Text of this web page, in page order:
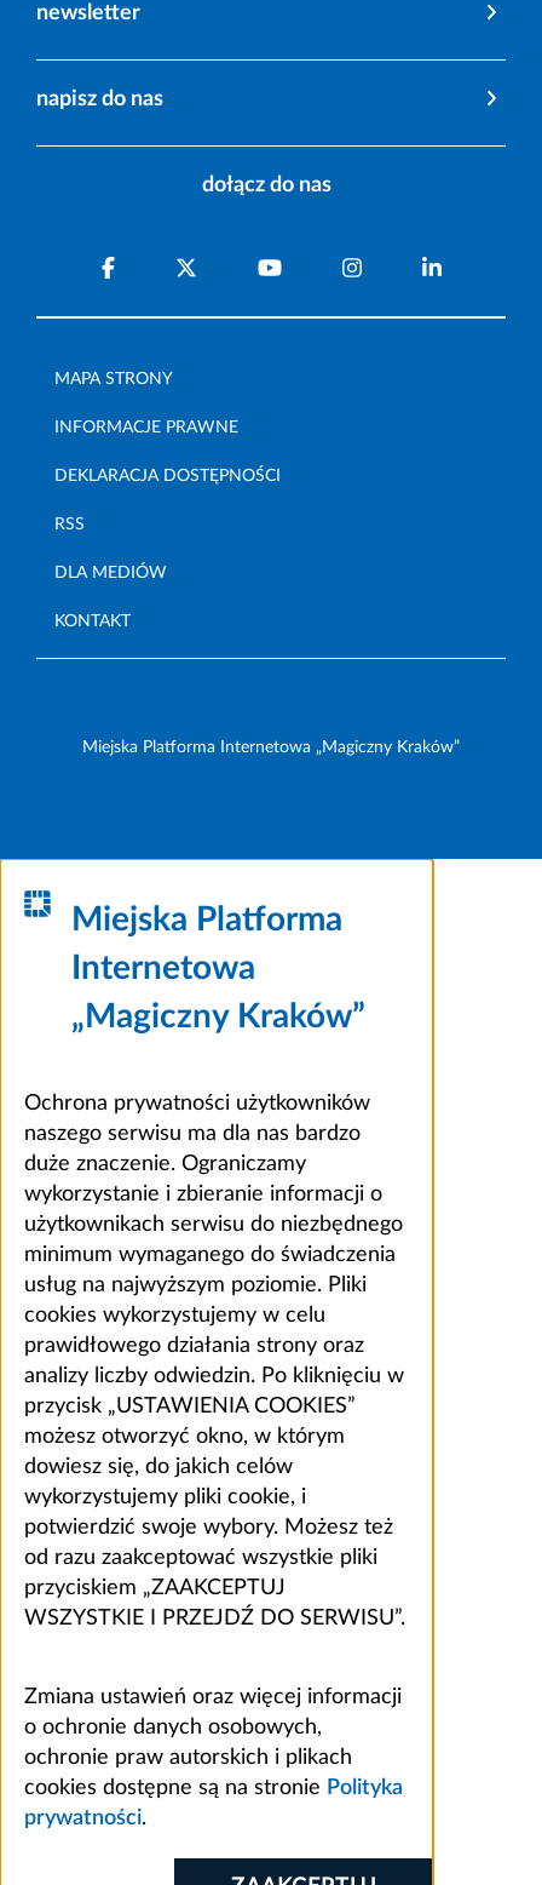
newsletter
napisz do nas
dołącz do nas
MAPA STRONY
INFORMACJE PRAWNE
DEKLARACJA DOSTĘPNOŚCI
RSS
DLA MEDIÓW
KONTAKT
Miejska Platforma Internetowa „Magiczny Kraków”
Miejska Platforma
Internetowa
„Magiczny Kraków”
Ochrona prywatności użytkowników
naszego serwisu ma dla nas bardzo
duże znaczenie. Ograniczamy
wykorzystanie i zbieranie informacji o
użytkownikach serwisu do niezbędnego
minimum wymaganego do świadczenia
usług na najwyższym poziomie. Pliki
cookies wykorzystujemy w celu
prawidłowego działania strony oraz
analizy liczby odwiedzin. Po kliknięciu w
przycisk „USTAWIENIA COOKIES”
możesz otworzyć okno, w którym
dowiesz się, do jakich celów
wykorzystujemy pliki cookie, i
potwierdzić swoje wybory. Możesz też
od razu zaakceptować wszystkie pliki
przyciskiem „ZAAKCEPTUJ
WSZYSTKIE I PRZEJDŹ DO SERWISU”.
Zmiana ustawień oraz więcej informacji
o ochronie danych osobowych,
ochronie praw autorskich i plikach
cookies dostępne są na stronie Polityka
prywatności.